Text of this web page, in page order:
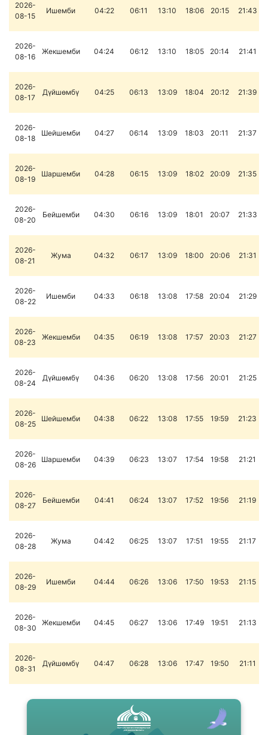
2026-
08-15
Ишемби 04:22 06:11 13:10 18:06 20:15 21:43
2026-
08-16
Жекшемби 04:24 06:12 13:10 18:05 20:14 21:41
2026-
08-17
Дүйшөмбү 04:25 06:13 13:09 18:04 20:12 21:39
2026-
08-18
Шейшемби 04:27 06:14 13:09 18:03 20:11 21:37
2026-
08-19
Шаршемби 04:28 06:15 13:09 18:02 20:09 21:35
2026-
08-20
Бейшемби 04:30 06:16 13:09 18:01 20:07 21:33
2026-
08-21
Жума 04:32 06:17 13:09 18:00 20:06 21:31
2026-
08-22
Ишемби 04:33 06:18 13:08 17:58 20:04 21:29
2026-
08-23
Жекшемби 04:35 06:19 13:08 17:57 20:03 21:27
2026-
08-24
Дүйшөмбү 04:36 06:20 13:08 17:56 20:01 21:25
2026-
08-25
Шейшемби 04:38 06:22 13:08 17:55 19:59 21:23
2026-
08-26
Шаршемби 04:39 06:23 13:07 17:54 19:58 21:21
2026-
08-27
Бейшемби 04:41 06:24 13:07 17:52 19:56 21:19
2026-
08-28
Жума 04:42 06:25 13:07 17:51 19:55 21:17
2026-
08-29
Ишемби 04:44 06:26 13:06 17:50 19:53 21:15
2026-
08-30
Жекшемби 04:45 06:27 13:06 17:49 19:51 21:13
2026-
08-31
Дүйшөмбү 04:47 06:28 13:06 17:47 19:50 21:11